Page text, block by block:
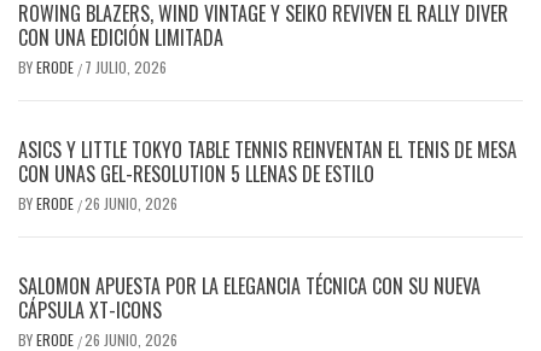
ROWING BLAZERS, WIND VINTAGE Y SEIKO REVIVEN EL RALLY DIVER
CON UNA EDICIÓN LIMITADA
BYERODE / 7 JULIO, 2026
ASICS Y LITTLE TOKYO TABLE TENNIS REINVENTAN EL TENIS DE MESA
CON UNAS GEL-RESOLUTION 5 LLENAS DE ESTILO
BYERODE /26 JUNIO, 2026
SALOMON APUESTA POR LA ELEGANCIA TÉCNICA CON SU NUEVA
CÁPSULA XT-ICONS
BYERODE /26 JUNIO, 2026